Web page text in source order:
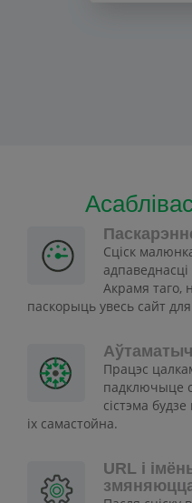
Сціск
Акрамя таго,
паскорыць увесь сайт
Працэс
падключыце
сістэма
іх самастойна.
URL і